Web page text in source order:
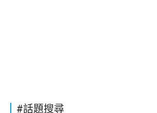
#話題搜尋